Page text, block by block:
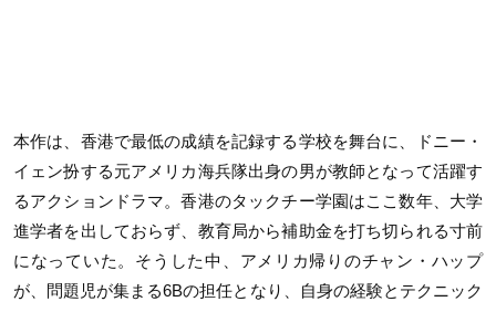
本作は、香港で最低の成績を記録する学校を舞台に、ドニー・
イェン扮する元アメリカ海兵隊出身の男が教師となって活躍す
るアクションドラマ。香港のタックチー学園はここ数年、大学
進学者を出しておらず、教育局から補助金を打ち切られる寸前
になっていた。そうした中、アメリカ帰りのチャン・ハップ
が、問題児が集まる6Bの担任となり、自身の経験とテクニック